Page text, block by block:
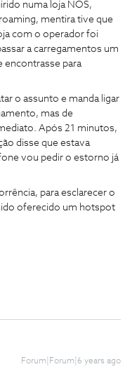
numa loja NOS,
mentira tive que
com o operador foi
a carregamentos um
encontrasse para
o assunto e manda ligar
mas de
Após 21 minutos,
disse que estava
vou pedir o estorno já
para esclarecer o
oferecido um hotspot
Forum|Forum|6 years ago